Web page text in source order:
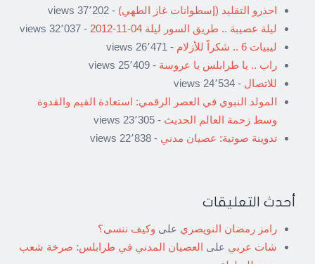
احذرو التقليد (إسطوانات غاز الطهي) - 37٬202 views
ليلة عصيبة .. طريق السور ليلة 04-11-2012
- 32٬037 views
ليبيات 6 .. شكراً للأزلام
- 26٬471 views
راب .. يا طرابلس يا عروسة - 25٬409 views
للاتصال - 24٬534 views
المولد النبوي في العصر الرقمي: استعادة القيم والقدوة
وسط زحمة العالم الحديث - 23٬305 views
تدوينة صوتية: عصيان مدني - 22٬838 views
أحدث التعليقات
رامز رمضان النويصري على وكيف ننسى؟
شات عربي على العصيان المدني في طرابلس: صرخة شعب